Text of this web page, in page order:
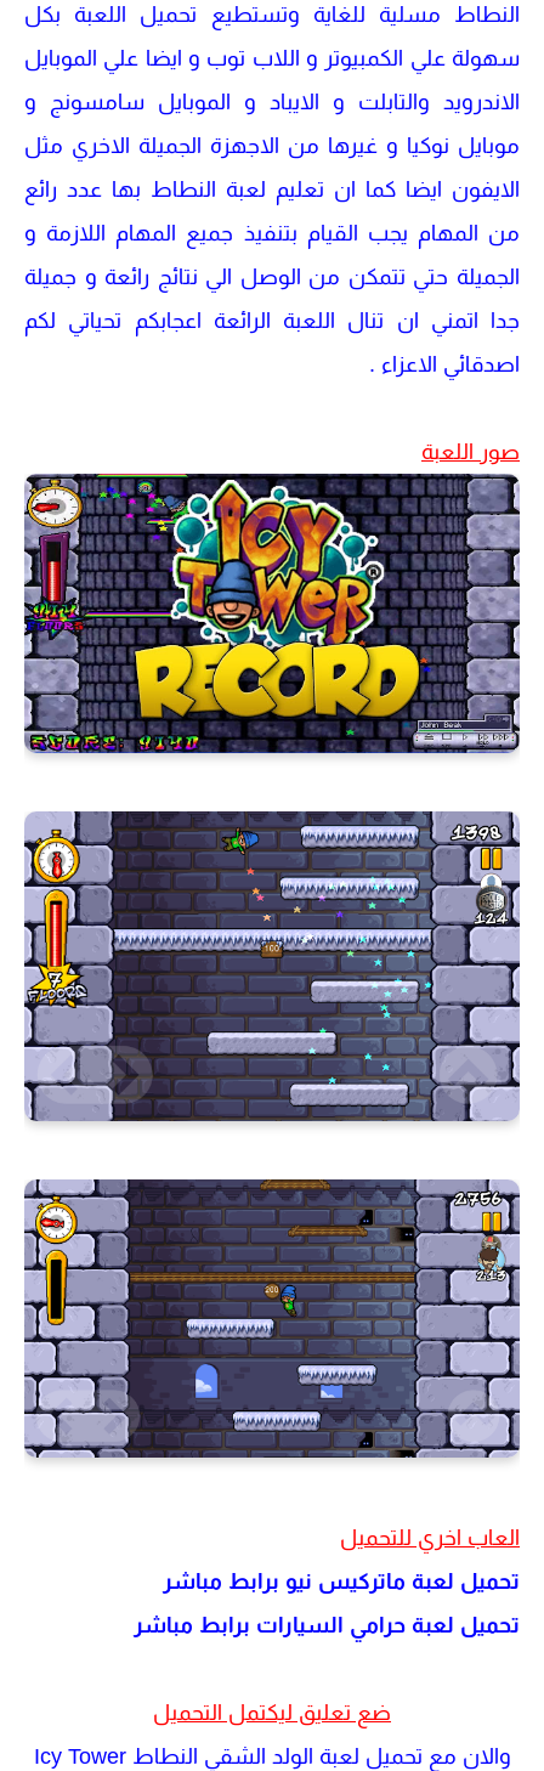
النطاط مسلية للغاية وتستطيع تحميل اللعبة بكل
سهولة علي الكمبيوتر و اللاب توب و ايضا علي الموبايل
الاندرويد والتابلت و الايباد و الموبايل سامسونج و
موبايل نوكيا و غيرها من الاجهزة الجميلة الاخري مثل
الايفون ايضا كما ان تعليم لعبة النطاط بها عدد رائع
من المهام يجب القيام بتنفيذ جميع المهام اللازمة و
الجميلة حتي تتمكن من الوصل الي نتائج رائعة و جميلة
جدا اتمني ان تنال اللعبة الرائعة اعجابكم تحياتي لكم
اصدقائي الاعزاء .
صور اللعبة
العاب اخري للتحميل
تحميل لعبة ماتركيس نيو برابط مباشر
تحميل لعبة حرامي السيارات برابط مباشر
ضع تعليق ليكتمل التحميل
والان مع تحميل لعبة الولد الشقي النطاط Icy Tower